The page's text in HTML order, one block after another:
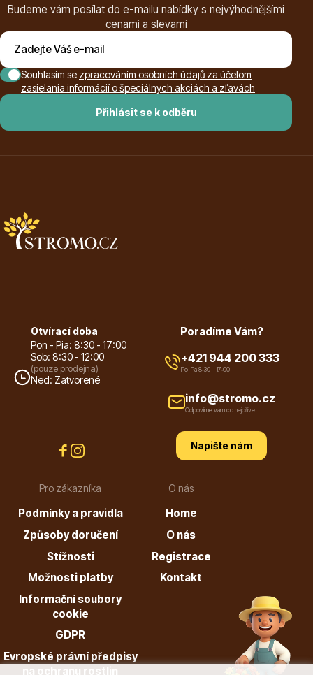
Ovocné stromy
Okrasné trávy
Okrasné keře
Budeme vám posílat do e-mailu nabídky s nejvýhodnějšími
cenami a slevami
Přihlásit se k odběru
Souhlasím se zpracováním osobních údajů za účelom
zasielania informácií o špeciálnych akciách a zľavách
Otvírací doba
Pon - Pia: 8:30 - 17:00
Sob: 8:30 - 12:00
(pouze prodejna)
Ned: Zatvorené
Pro zákazníka
Podmínky a pravidla
Způsoby doručení
Stížnosti
Možnosti platby
Informační soubory
cookie
GDPR
Evropské právní předpisy
na ochranu rostlin
O nás
Home
O nás
Registrace
Kontakt
Poradíme Vám?
+421 944 200 333
Po-Pá 8:30 - 17:00
info@stromo.cz
Odpovíme vám co nejdříve
Napište nám